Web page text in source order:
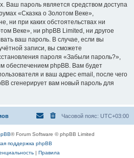
Ваш пароль является средством доступа
«Сказка о Золотом Веке»,
ни при каких обстоятельствах ни
Веке», ни phpBB Limited, ни другое
ваш пароль. В случае, если вы
записи, вы сможете
пароля «Забыли пароль?»,
обеспечением phpBB. Вам будет
и ваш адрес email, после чего
сгенерирует вам новый пароль для
Часовой пояс: UTC+03:00
® Forum Software © phpBB Limited
поддержка phpBB
| Правила